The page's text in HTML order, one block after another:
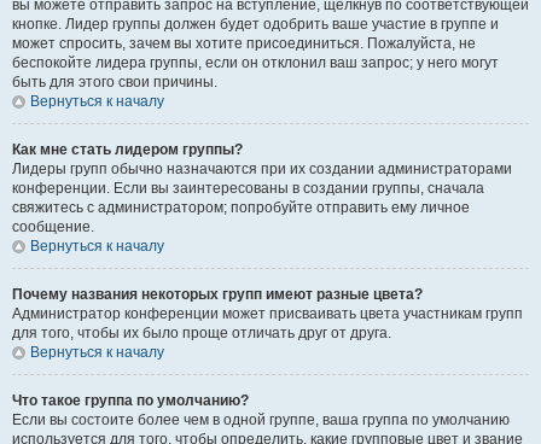
вы можете отправить запрос на вступление, щёлкнув по соответствующей
кнопке. Лидер группы должен будет одобрить ваше участие в группе и
может спросить, зачем вы хотите присоединиться. Пожалуйста, не
беспокойте лидера группы, если он отклонил ваш запрос; у него могут
быть для этого свои причины.
Вернуться к началу
Как мне стать лидером группы?
Лидеры групп обычно назначаются при их создании администраторами
конференции. Если вы заинтересованы в создании группы, сначала
свяжитесь с администратором; попробуйте отправить ему личное
сообщение.
Вернуться к началу
Почему названия некоторых групп имеют разные цвета?
Администратор конференции может присваивать цвета участникам групп
для того, чтобы их было проще отличать друг от друга.
Вернуться к началу
Что такое группа по умолчанию?
Если вы состоите более чем в одной группе, ваша группа по умолчанию
используется для того, чтобы определить, какие групповые цвет и звание